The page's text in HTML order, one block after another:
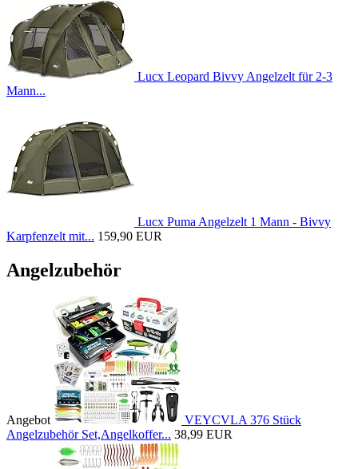
Lucx Leopard Bivvy Angelzelt für 2-3
Mann...
Lucx Puma Angelzelt 1 Mann - Bivvy
Karpfenzelt mit... 159,90 EUR
Angelzubehör
Angebot
VEYCVLA 376 Stück
Angelzubehör Set,Angelkoffer... 38,99 EUR